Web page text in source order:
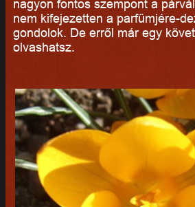
nagyon fontos szempont a
nem kifejezetten a parfűmjére-
gondolok. De erről már egy
olvashatsz.